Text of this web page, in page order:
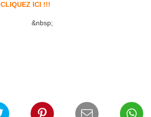
CLIQUEZ ICI !!!
&nbsp;